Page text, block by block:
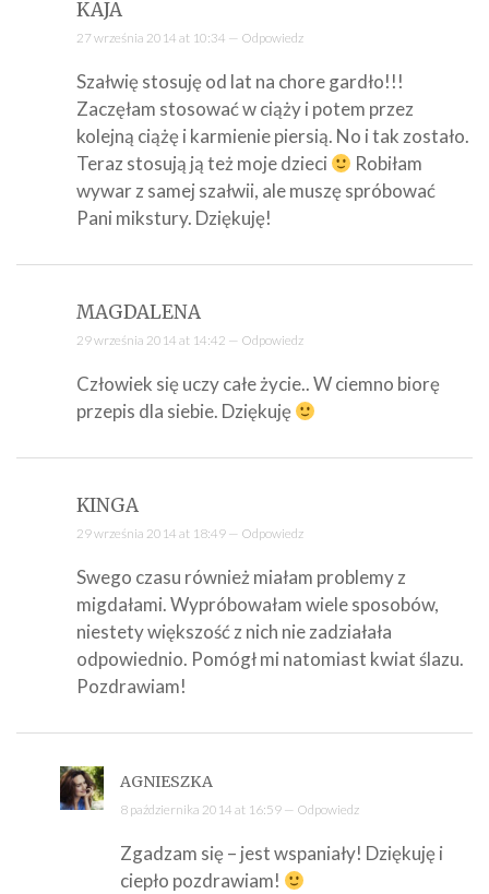
KAJA
27 września 2014 at 10:34 — Odpowiedz
Szałwię stosuję od lat na chore gardło!!!
Zaczęłam stosować w ciąży i potem przez
kolejną ciążę i karmienie piersią. No i tak zostało.
Teraz stosują ją też moje dzieci
Robiłam
wywar z samej szałwii, ale muszę spróbować
Pani mikstury. Dziękuję!
MAGDALENA
29 września 2014 at 14:42 — Odpowiedz
Człowiek się uczy całe życie.. W ciemno biorę
przepis dla siebie. Dziękuję
KINGA
29 września 2014 at 18:49 — Odpowiedz
Swego czasu również miałam problemy z
migdałami. Wypróbowałam wiele sposobów,
niestety większość z nich nie zadziałała
odpowiednio. Pomógł mi natomiast kwiat ślazu.
Pozdrawiam!
AGNIESZKA
8 października 2014 at 16:59 — Odpowiedz
Zgadzam się – jest wspaniały! Dziękuję i
ciepło pozdrawiam!